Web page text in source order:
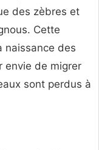
des zèbres et
Cette
naissance des
envie de migrer
sont perdus à